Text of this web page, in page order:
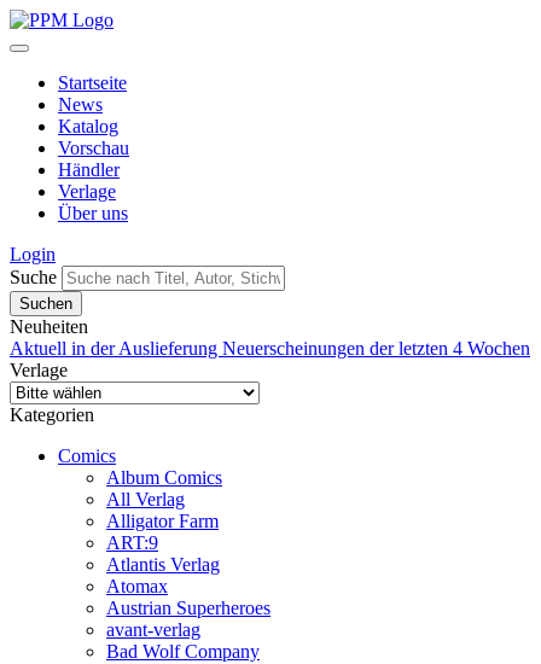
Startseite
News
Katalog
Vorschau
Händler
Verlage
Über uns
Login
Suche
Neuheiten
Aktuell in der Auslieferung Neuerscheinungen der letzten 4 Wochen
Verlage
Kategorien
Comics
Album Comics
All Verlag
Alligator Farm
ART:9
Atlantis Verlag
Atomax
Austrian Superheroes
avant-verlag
Bad Wolf Company